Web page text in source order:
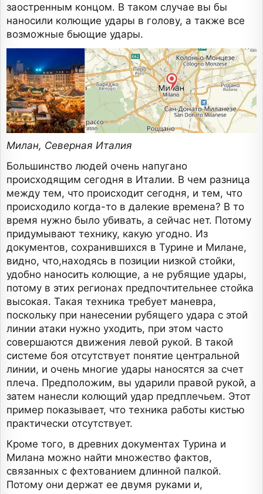
заостренным концом. В таком случае вы бы
наносили колющие удары в голову, а также все
возможные бьющие удары.
Милан, Северная Италия
Большинство людей очень напугано
происходящим сегодня в Италии. В чем разница
между тем, что происходит сегодня, и тем, что
происходило когда-то в далекие времена? В то
время нужно было убивать, а сейчас нет. Потому
придумывают технику, какую угодно. Из
документов, сохранившихся в Турине и Милане,
видно, что,находясь в позиции низкой стойки,
удобно наносить колющие, а не рубящие удары,
потому в этих регионах предпочтительнее стойка
высокая. Такая техника требует маневра,
поскольку при нанесении рубящего удара с этой
линии атаки нужно уходить, при этом часто
совершаются движения левой рукой. В такой
системе боя отсутствует понятие центральной
линии, и очень многие удары наносятся за счет
плеча. Предположим, вы ударили правой рукой, а
затем нанесли колющий удар предплечьем. Этот
пример показывает, что техника работы кистью
практически отсутствует.
Кроме того, в древних документах Турина и
Милана можно найти множество фактов,
связанных с фехтованием длинной палкой.
Потому они держат ее двумя руками и,